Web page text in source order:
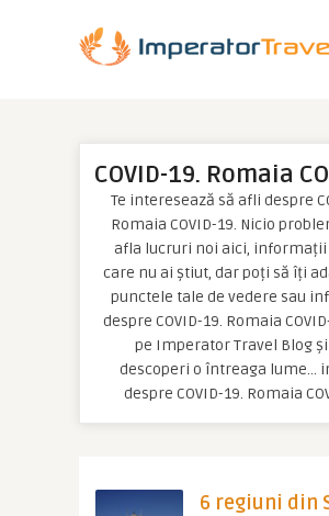
COVID-19. Romaia
Te interesează să afli despre
Romaia COVID-19. Nicio
afla lucruri noi aici, informații
care nu ai știut, dar poți să îți
punctele tale de vedere sau
despre COVID-19. Romaia
pe Imperator Travel Blog
descoperi o întreaga lume…
despre COVID-19. Romaia
6 regiuni din